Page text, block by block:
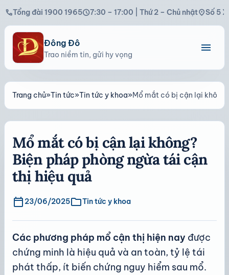
callTổng đài 1900 1965schedule7:30 – 17:00 | Thứ 2 – Chủ nhậtlocation_onSố 5
Đông Đô
Trao niềm tin, gửi hy vọng menu
Trang chủ»Tin tức»Tin tức y khoa»Mổ mắt có bị cận lại
Mổ mắt có bị cận lại không?
Biện pháp phòng ngừa tái cận
thị hiệu quả
calendar_today 23/06/2025folderTin tức y khoa
Các phương pháp mổ cận thị hiện nay được
chứng minh là hiệu quả và an toàn, tỷ lệ tái
phát thấp, ít biến chứng nguy hiểm sau mổ.